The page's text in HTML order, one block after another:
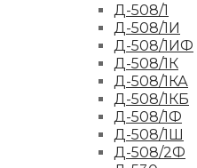
Д-508/1
Д-508/1И
Д-508/1ИФ
Д-508/1К
Д-508/1КА
Д-508/1КБ
Д-508/1Ф
Д-508/1Ш
Д-508/2Ф